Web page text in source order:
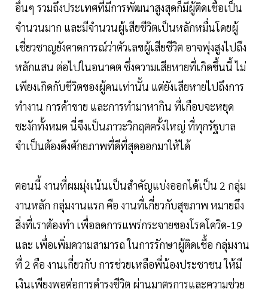
อื่นๆ รวมถึงประเทศที่มีการพัฒนาสูงสุดก็มีผู้ติดเชื้อเป็น
จำนวนมาก และมีจำนวนผู้เสียชีวิตเป็นหลักหมื่นโดยผู้
เชี่ยวชาญยังคาดการณ์ว่าตัวเลขผู้เสียชีวิต อาจพุ่งสูงไปถึง
หลักแสน ต่อไปในอนาคต ซึ่งความเสียหายที่เกิดขึ้นนี้ ไม่
เพียงเกิดกับชีวิตของผู้คนเท่านั้น แต่ยังเสียหายไปถึงการ
ทำงาน การค้าขาย และการทำมาหากิน ที่เกือบจะหยุด
ชะงักทั้งหมด นี่จึงเป็นภาวะวิกฤตครั้งใหญ่ ที่ทุกรัฐบาล
จำเป็นต้องดึงศักยภาพที่ดีที่สุดออกมาให้ได้
ตอนนี้ งานที่ผมมุ่งเน้นเป็นสำคัญแบ่งออกได้เป็น 2 กลุ่ม
งานหลัก กลุ่มงานแรก คือ งานที่เกี่ยวกับสุขภาพ หมายถึง
สิ่งที่เราต้องทำ เพื่อลดการแพร่กระจายของโรคโควิด-19
และ เพื่อเพิ่มความสามารถ ในการรักษาผู้ติดเชื้อ กลุ่มงาน
ที่ 2 คือ งานเกี่ยวกับ การช่วยเหลือพี่น้องประชาชน ให้มี
เงินเพียงพอต่อการดำรงชีวิต ผ่านมาตรการและความช่วย